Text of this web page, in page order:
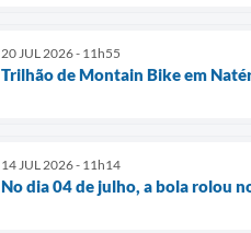
20 JUL 2026 - 11h55
Trilhão de Montain Bike em
14 JUL 2026 - 11h14
No dia 04 de julho, a bola rolou